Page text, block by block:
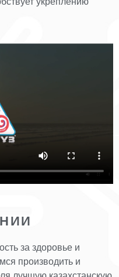
за здоровье и
производить и